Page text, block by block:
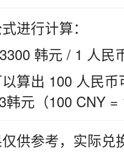
进行计算：
韩元 / 1 人民
算出 100 人民
韩元（100 CNY =
供参考，实际